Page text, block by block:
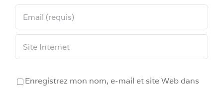
Enregistrez mon nom, e-mail et site Web dans